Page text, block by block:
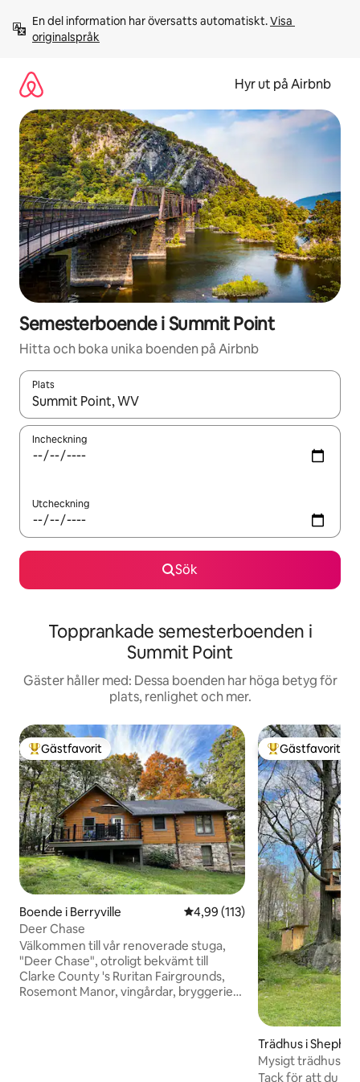
innehåll
En del information har översatts automatiskt. Visa
originalspråk
Hyr ut på Airbnb
Semesterboende i Summit Point
Hitta och boka unika boenden på Airbnb
Plats
När resultaten är tillgängliga kan du navigera med upp- och
Incheckning
Utcheckning
Sök
Topprankade semesterboenden i
Summit Point
Gäster håller med: Dessa boenden har höga betyg för
plats, renlighet och mer.
Populär gästfavorit
Gästfavorit
Boende i Berryville 4,99 av 5 i genomsnittligt
4,99 (113)
Deer Chase
Välkommen till vår renoverade stuga,
"Deer Chase", otroligt bekvämt till
Clarke County 's Ruritan Fairgrounds,
Rosemont Manor, vingårdar, bryggerier,
Populär
Gästfavorit
Trädhus i
Mysigt trädhus i
Tack för att du